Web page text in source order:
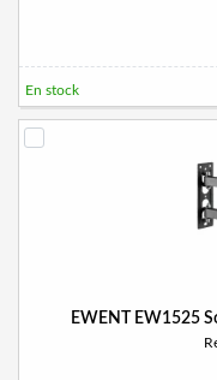
En stock
EWENT EW1525